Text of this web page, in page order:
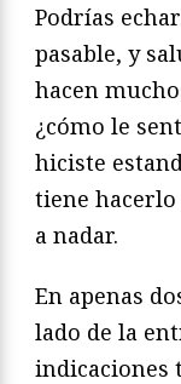
Podrías
pasable, y
hacen
¿cómo le
hiciste
tiene
a nadar.
En apenas
lado de la
indicaciones